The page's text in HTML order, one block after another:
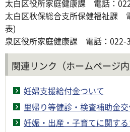
太白区役所家庭健康課 電話：
太白区秋保総合支所保健福祉課
表)
泉区役所家庭健康課 電話：022-
関連リンク（ホームページ内
妊婦支援給付金ついて
里帰り等健診・検査補助金
妊娠・出産・子育てに関す